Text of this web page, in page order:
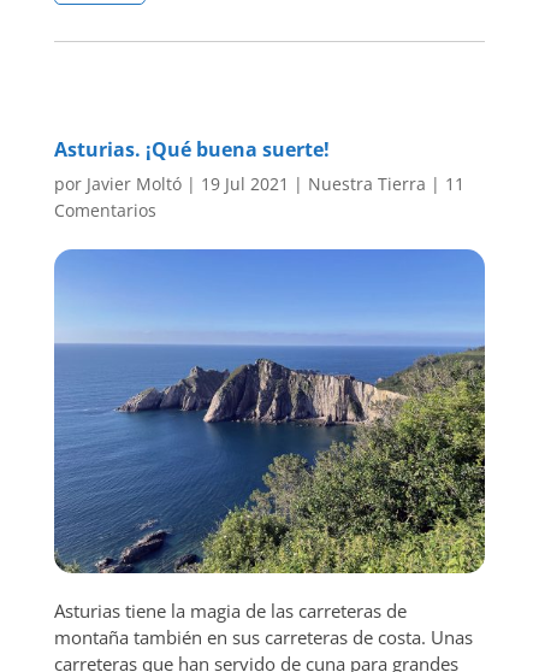
Asturias. ¡Qué buena suerte!
por Javier Moltó| 19 Jul 2021 | Nuestra Tierra | 11
Comentarios
Asturias tiene la magia de las carreteras de
montaña también en sus carreteras de costa. Unas
carreteras que han servido de cuna para grandes